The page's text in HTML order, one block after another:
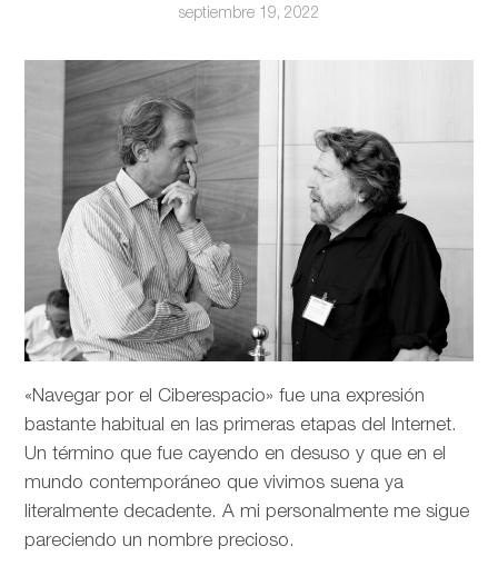
septiembre 19, 2022
«Navegar por el Ciberespacio» fue una expresión
bastante habitual en las primeras etapas del Internet.
Un término que fue cayendo en desuso y que en el
mundo contemporáneo que vivimos suena ya
literalmente decadente. A mi personalmente me sigue
pareciendo un nombre precioso.